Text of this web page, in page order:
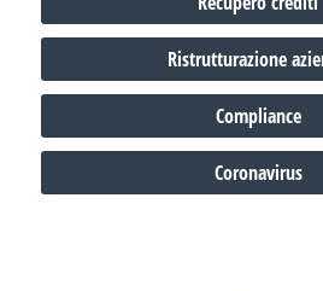
Ristrutturazione
Compliance
Coronavirus